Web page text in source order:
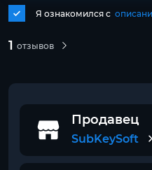
1 отзывов
Я ознакомился с
Продавец
SubKeySoft